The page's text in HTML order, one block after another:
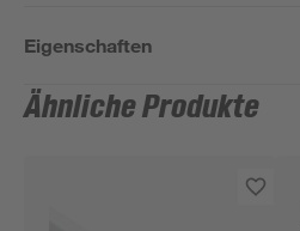
Eigenschaften
Ähnliche Produkte